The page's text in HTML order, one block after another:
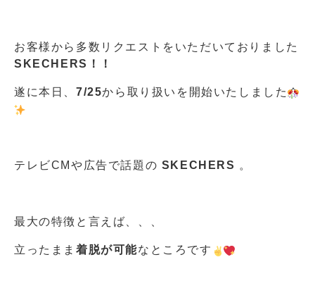
お客様から多数リクエストをいただいておりました
SKECHERS！！
遂に本日、 7/25から取り扱いを開始いたしました
テレビCMや広告で話題の SKECHERS 。
最大の特徴と言えば、、、
立ったまま 着脱が可能なところです